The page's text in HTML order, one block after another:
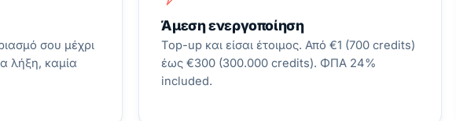
σου μέχρι
λήξη, καμία
Άμεση ενεργοποίηση
Top-up και είσαι έτοιμος. Από €1 (700 credits)
έως €300 (300.000 credits). ΦΠΑ 24%
included.